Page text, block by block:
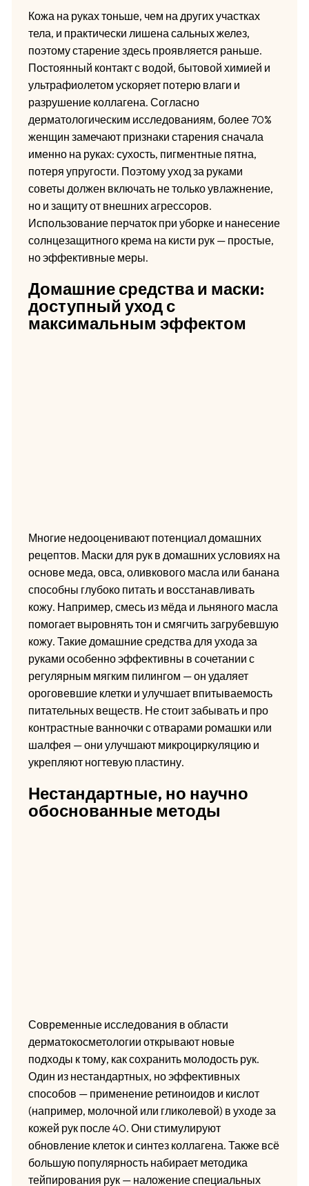
Кожа на руках тоньше, чем на других участках
тела, и практически лишена сальных желез,
поэтому старение здесь проявляется раньше.
Постоянный контакт с водой, бытовой химией и
ультрафиолетом ускоряет потерю влаги и
разрушение коллагена. Согласно
дерматологическим исследованиям, более 70%
женщин замечают признаки старения сначала
именно на руках: сухость, пигментные пятна,
потеря упругости. Поэтому уход за руками
советы должен включать не только увлажнение,
но и защиту от внешних агрессоров.
Использование перчаток при уборке и нанесение
солнцезащитного крема на кисти рук — простые,
но эффективные меры.
Домашние средства и маски:
доступный уход с
максимальным эффектом
Многие недооценивают потенциал домашних
рецептов. Маски для рук в домашних условиях на
основе меда, овса, оливкового масла или банана
способны глубоко питать и восстанавливать
кожу. Например, смесь из мёда и льняного масла
помогает выровнять тон и смягчить загрубевшую
кожу. Такие домашние средства для ухода за
руками особенно эффективны в сочетании с
регулярным мягким пилингом — он удаляет
ороговевшие клетки и улучшает впитываемость
питательных веществ. Не стоит забывать и про
контрастные ванночки с отварами ромашки или
шалфея — они улучшают микроциркуляцию и
укрепляют ногтевую пластину.
Нестандартные, но научно
обоснованные методы
Современные исследования в области
дерматокосметологии открывают новые
подходы к тому, как сохранить молодость рук.
Один из нестандартных, но эффективных
способов — применение ретиноидов и кислот
(например, молочной или гликолевой) в уходе за
кожей рук после 40. Они стимулируют
обновление клеток и синтез коллагена. Также всё
большую популярность набирает методика
тейпирования рук — наложение специальных